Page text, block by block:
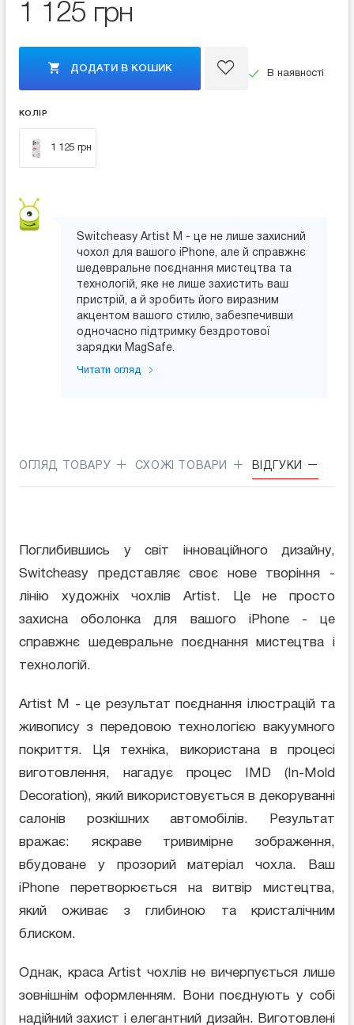
1 125 грн
ДОДАТИ В КОШИК
В наявності
КОЛІР
1 125 грн
Switcheasy Artist M - це не лише захисний
чохол для вашого iPhone, але й справжнє
шедевральне поєднання мистецтва та
технологій, яке не лише захистить ваш
пристрій, а й зробить його виразним
акцентом вашого стилю, забезпечивши
одночасно підтримку бездротової
зарядки MagSafe.
Читати огляд
ОГЛЯД ТОВАРУ СХОЖІ ТОВАРИ ВІДГУКИ
Поглибившись у світ інноваційного дизайну,
Switcheasy представляє своє нове творіння -
лінію художніх чохлів Artist. Це не просто
захисна оболонка для вашого iPhone - це
справжнє шедевральне поєднання мистецтва і
технологій.
Artist M - це результат поєднання ілюстрацій та
живопису з передовою технологією вакуумного
покриття. Ця техніка, використана в процесі
виготовлення, нагадує процес IMD (In-Mold
Decoration), який використовується в декоруванні
салонів розкішних автомобілів. Результат
вражає: яскраве тривимірне зображення,
вбудоване у прозорий матеріал чохла. Ваш
iPhone перетворюється на витвір мистецтва,
який оживає з глибиною та кристалічним
блиском.
Однак, краса Artist чохлів не вичерпується лише
зовнішнім оформленням. Вони поєднують у собі
надійний захист і елегантний дизайн. Виготовлені